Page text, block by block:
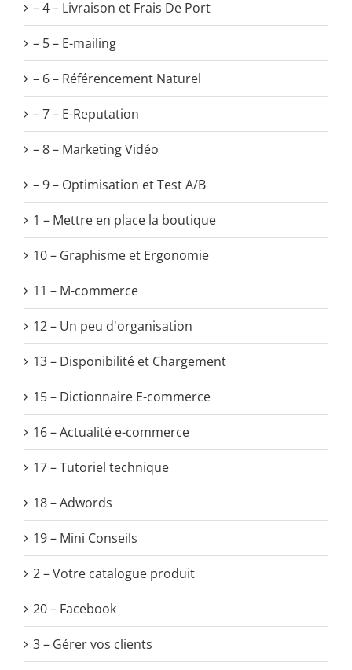
– 4 – Livraison et Frais De Port
– 5 – E-mailing
– 6 – Référencement Naturel
– 7 – E-Reputation
– 8 – Marketing Vidéo
– 9 – Optimisation et Test A/B
1 – Mettre en place la boutique
10 – Graphisme et Ergonomie
11 – M-commerce
12 – Un peu d'organisation
13 – Disponibilité et Chargement
15 – Dictionnaire E-commerce
16 – Actualité e-commerce
17 – Tutoriel technique
18 – Adwords
19 – Mini Conseils
2 – Votre catalogue produit
20 – Facebook
3 – Gérer vos clients